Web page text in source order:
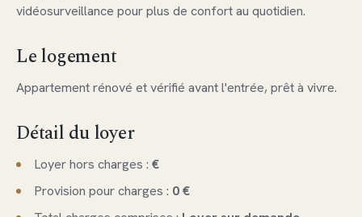
vidéosurveillance pour plus de confort au quotidien.
Le logement
Appartement rénové et vérifié avant l'entrée, prêt à vivre.
Détail du loyer
Loyer hors charges : €
Provision pour charges : 0 €